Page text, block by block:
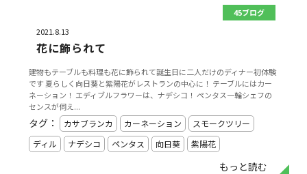
45ブログ
2021.8.13
花に飾られて
建物もテーブルも料理も花に飾られて誕生日に二人だけのディナー初体験
です 夏らしく向日葵と紫陽花がレストランの中心に！ テーブルにはカー
ネーション！ エディブルフラワーは、ナデシコ！ ペンタス一輪シェフの
センスが伺え...
もっと読む
タグ： カサブランカ カーネーション
スモークツリー
ディル
ナデシコ ペンタス 向日葵 紫陽花